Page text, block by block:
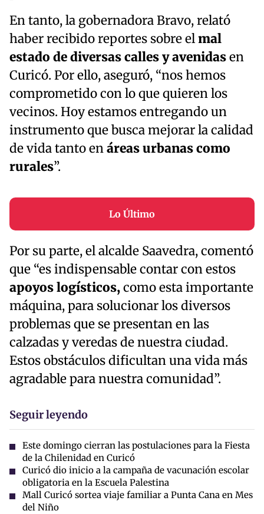
En tanto, la gobernadora Bravo, relató
haber recibido reportes sobre elmal
estado de diversas calles y avenidasen
Curicó. Por ello, aseguró, “nos hemos
comprometido con lo que quieren los
vecinos. Hoy estamos entregando un
instrumento que busca mejorar la calidad
de vida tanto enáreas urbanas como
rurales”.
Lo Último
Por su parte, el alcalde Saavedra, comentó
que “es indispensable contar con estos
apoyos logísticos,como esta importante
máquina, para solucionar los diversos
problemas que se presentan en las
calzadas y veredas de nuestra ciudad.
Estos obstáculos dificultan una vida más
agradable para nuestra comunidad”.
Seguir leyendo
Este domingo cierran las postulaciones para la Fiesta
de la Chilenidad en Curicó
Curicó dio inicio a la campaña de vacunación escolar
obligatoria en la Escuela Palestina
Mall Curicó sortea viaje familiar a Punta Cana en Mes
del Niño